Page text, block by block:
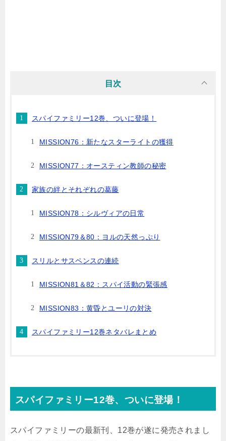
目次
スパイファミリー12巻、ついに登場！
MISSION76：新たなスターライトの獲得
MISSION77：オースティン教師の秘密
家族の絆とそれぞれの葛藤
MISSION78：シルヴィアの日常
MISSION79＆80：ヨルの天然っぷり
スリルとサスペンスの連続
MISSION81＆82：スパイ活動の緊張感
MISSION83：黄昏とユーリの対決
スパイファミリー12巻ネタバレまとめ
スパイファミリー12巻、ついに登場！
スパイファミリーの最新刊、12巻が遂に発売されまし